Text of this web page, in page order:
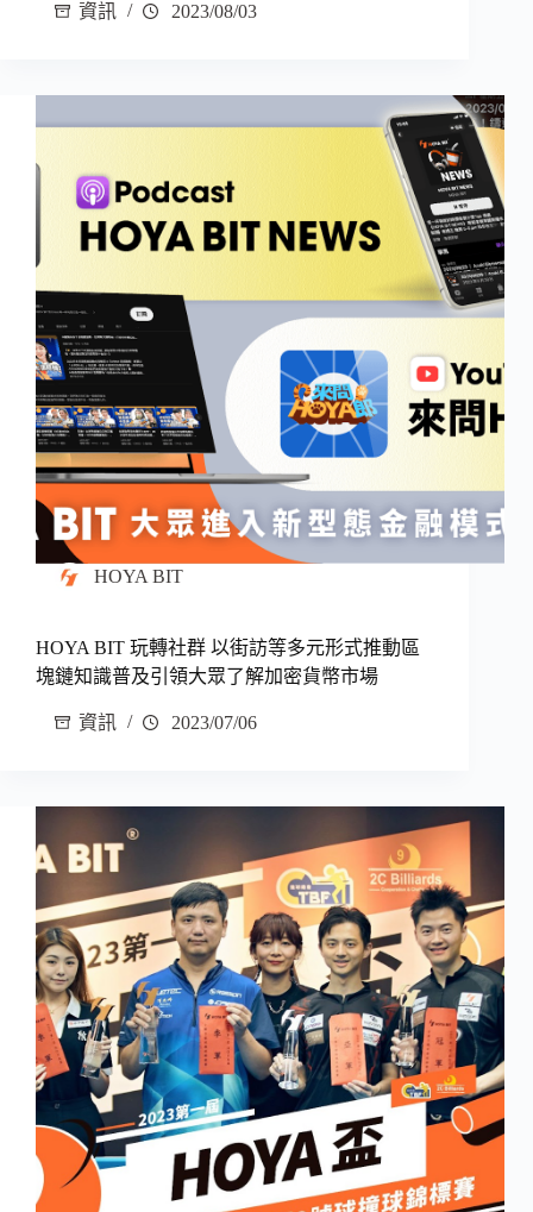
資訊 2023/08/03
HOYA BIT
HOYA BIT 玩轉社群 以街訪等多元形式推動區
塊鏈知識普及引領大眾了解加密貨幣市場
資訊 2023/07/06